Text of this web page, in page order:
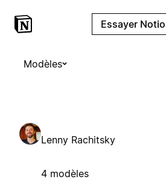
Essayer
Modèles
Lenny Rachitsky
4 modèles